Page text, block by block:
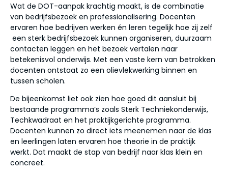
Wat de DOT-aanpak krachtig maakt, is de combinatie
van bedrijfsbezoek en professionalisering. Docenten
ervaren hoe bedrijven werken én leren tegelijk hoe zij zelf
een sterk bedrijfsbezoek kunnen organiseren, duurzaam
contacten leggen en het bezoek vertalen naar
betekenisvol onderwijs. Met een vaste kern van betrokken
docenten ontstaat zo een olievlekwerking binnen en
tussen scholen.
De bijeenkomst liet ook zien hoe goed dit aansluit bij
bestaande programma’s zoals Sterk Techniekonderwijs,
Techkwadraat en het praktijkgerichte programma.
Docenten kunnen zo direct iets meenemen naar de klas
en leerlingen laten ervaren hoe theorie in de praktijk
werkt. Dat maakt de stap van bedrijf naar klas klein en
concreet.